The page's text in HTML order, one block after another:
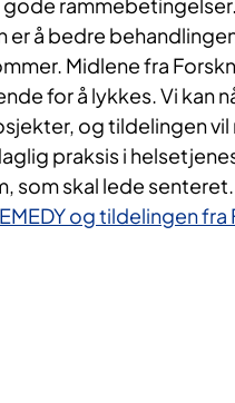
er å bedre
Midlene fra
for å lykkes. Vi kan
og tildelingen
praksis i
som skal lede senteret.
og tildelingen